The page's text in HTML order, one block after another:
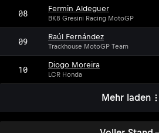
08 Fermin Aldeguer
BK8 Gresini Racing MotoGP
09 Raúl Fernández
Trackhouse MotoGP Team
10 Diogo Moreira
LCR Honda
Mehr laden